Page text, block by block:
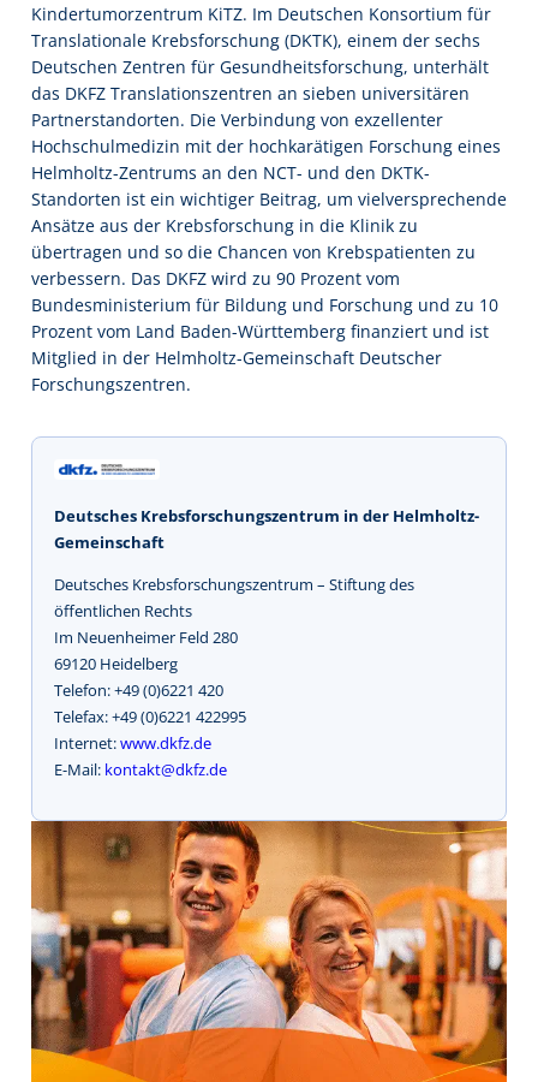
Kindertumorzentrum KiTZ. Im Deutschen Konsortium für
Translationale Krebsforschung (DKTK), einem der sechs
Deutschen Zentren für Gesundheitsforschung, unterhält
das DKFZ Translationszentren an sieben universitären
Partnerstandorten. Die Verbindung von exzellenter
Hochschulmedizin mit der hochkarätigen Forschung eines
Helmholtz-Zentrums an den NCT- und den DKTK-
Standorten ist ein wichtiger Beitrag, um vielversprechende
Ansätze aus der Krebsforschung in die Klinik zu
übertragen und so die Chancen von Krebspatienten zu
verbessern. Das DKFZ wird zu 90 Prozent vom
Bundesministerium für Bildung und Forschung und zu 10
Prozent vom Land Baden-Württemberg finanziert und ist
Mitglied in der Helmholtz-Gemeinschaft Deutscher
Forschungszentren.
Deutsches Krebsforschungszentrum in der Helmholtz-
Gemeinschaft
Deutsches Krebsforschungszentrum – Stiftung des
öffentlichen Rechts
Im Neuenheimer Feld 280
69120 Heidelberg
Telefon: +49 (0)6221 420
Telefax: +49 (0)6221 422995
Internet:www.dkfz.de
E-Mail: kontakt@dkfz.de